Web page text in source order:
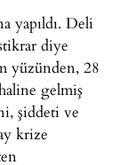
yapıldı. Deli
diye
yüzünden, 28
gelmiş
şiddeti ve
krize